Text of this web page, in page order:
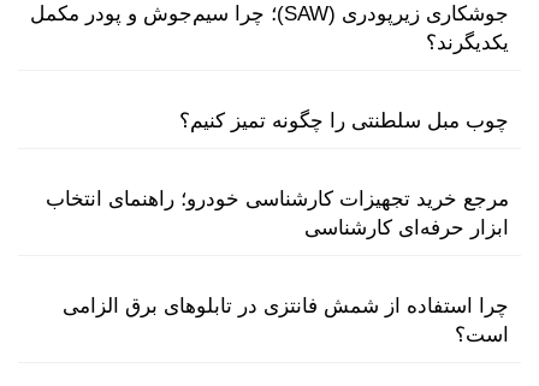
جوشکاری زیرپودری (SAW)؛ چرا سیم‌جوش و پودر مکمل
یکدیگرند؟
چوب مبل سلطنتی را چگونه تمیز کنیم؟
مرجع خرید تجهیزات کارشناسی خودرو؛ راهنمای انتخاب
ابزار حرفه‌ای کارشناسی
چرا استفاده از شمش فانتزی در تابلوهای برق الزامی
است؟